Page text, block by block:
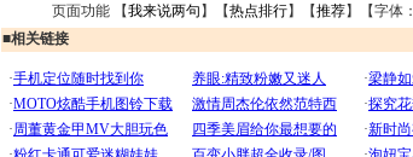
页面功能 【我来说两句 】【热点排行】【推荐】【字体：
■相关链接